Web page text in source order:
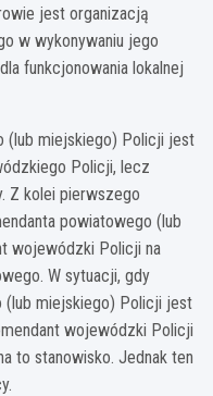
jest organizacją
w wykonywaniu jego
funkcjonowania lokalnej
(lub miejskiego) Policji jest
Policji, lecz
Z kolei pierwszego
powiatowego (lub
wojewódzki Policji na
W sytuacji, gdy
(lub miejskiego) Policji jest
wojewódzki Policji
to stanowisko. Jednak ten